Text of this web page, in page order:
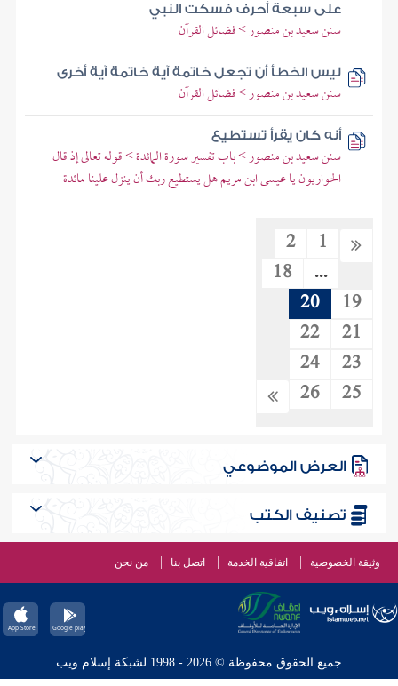
على سبعة أحرف فسكت النبي
سنن سعيد بن منصور > فضائل القرآن
ليس الخطأ أن تجعل خاتمة آية خاتمة آية أخرى
سنن سعيد بن منصور > فضائل القرآن
أنه كان يقرأ تستطيع
سنن سعيد بن منصور > باب تفسير سورة المائدة > قوله تعالى إذ قال
الحواريون يا عيسى ابن مريم هل يستطيع ربك أن ينزل علينا مائدة
1
2
...
18
19
20
21
22
23
24
25
26
العرض الموضوعي
تصنيف الكتب
وثيقة الخصوصية اتفاقية الخدمة اتصل بنا من نحن
جميع الحقوق محفوظة © 2026 - 1998 لشبكة إسلام ويب